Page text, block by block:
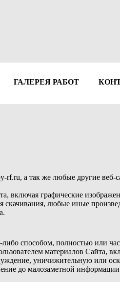
ГАЛЕРЕЯ РАБОТ
rf.ru, а так же любые другие
включая графические
любые иные
способом, полностью или
материалов Сайта,
уничижительную или
до малозаметной